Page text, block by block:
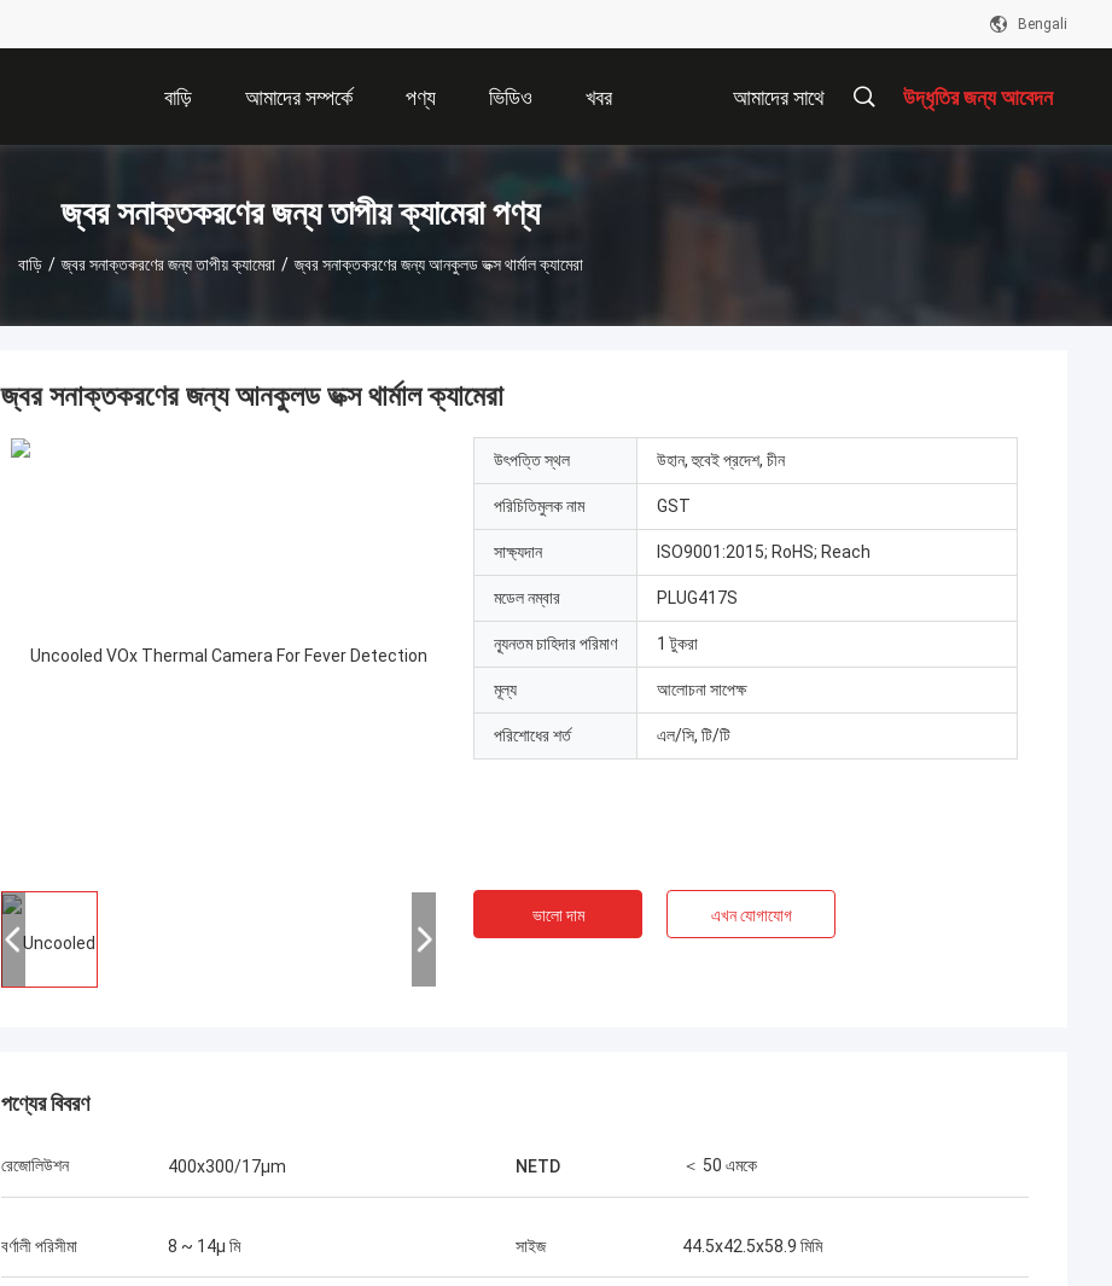
Bengali
বাড়ি আমাদের সম্পর্কে পণ্য ভিডিও খবর আমাদের সাথে উদ্ধৃতির জন্য আবেদন
জ্বর সনাক্তকরণের জন্য তাপীয় ক্যামেরা পণ্য
বাড়ি / জ্বর সনাক্তকরণের জন্য তাপীয় ক্যামেরা / জ্বর সনাক্তকরণের জন্য আনকুলড ভক্স থার্মাল ক্যামেরা
জ্বর সনাক্তকরণের জন্য আনকুলড ভক্স থার্মাল ক্যামেরা
উৎপত্তি স্থল উহান, হুবেই প্রদেশ, চীন
পরিচিতিমুলক নাম GST
সাক্ষ্যদান ISO9001:2015; RoHS; Reach
মডেল নম্বার PLUG417S
ন্যূনতম চাহিদার পরিমাণ 1 টুকরা
মূল্য আলোচনা সাপেক্ষ
পরিশোধের শর্ত এল/সি, টি/টি
ভালো দাম এখন যোগাযোগ
পণ্যের বিবরণ
রেজোলিউশন 400x300/17μm NETD ＜ 50 এমকে
বর্ণালী পরিসীমা 8 ~ 14μ মি সাইজ 44.5x42.5x58.9 মিমি